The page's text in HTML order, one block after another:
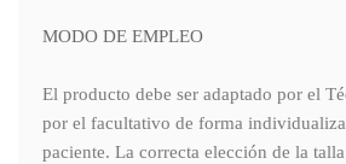
MODO DE EMPLEO
El producto debe ser adaptado por el
por el facultativo de forma
paciente. La correcta elección de la